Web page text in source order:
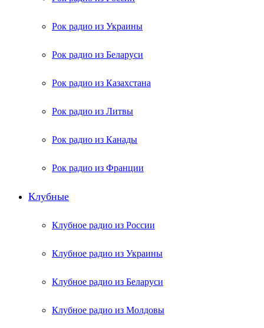
Рок радио из Украины
Рок радио из Беларуси
Рок радио из Казахстана
Рок радио из Литвы
Рок радио из Канады
Рок радио из Франции
Клубные
Клубное радио из России
Клубное радио из Украины
Клубное радио из Беларуси
Клубное радио из Молдовы